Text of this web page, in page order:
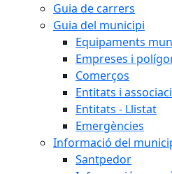
Guia de carrers
Guia del municipi
Equipaments
Empreses i
Comerços
Entitats i
Entitats - Llistat
Emergències
Informació del
Santpedor